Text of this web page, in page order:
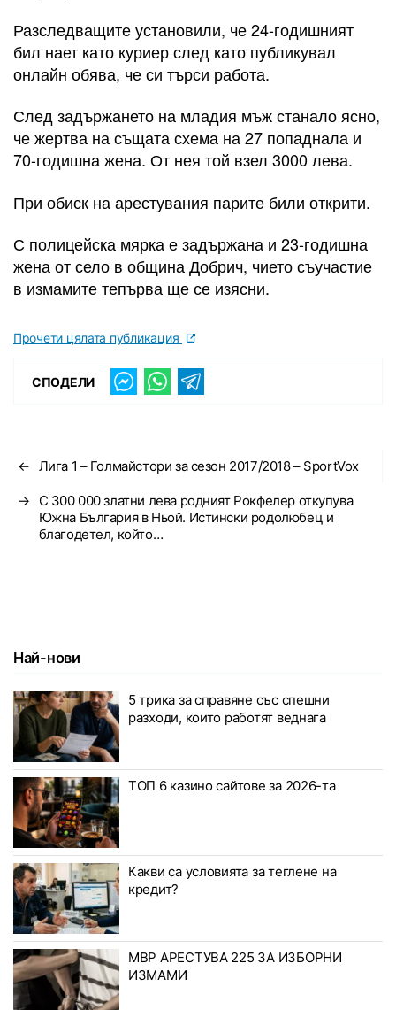
Разследващите установили, че 24-годишният
бил нает като куриер след като публикувал
онлайн обява, че си търси работа.
След задържането на младия мъж станало ясно,
че жертва на същата схема на 27 попаднала и
70-годишна жена. От нея той взел 3000 лева.
При обиск на арестувания парите били открити.
С полицейска мярка е задържана и 23-годишна
жена от село в община Добрич, чието съучастие
в измамите тепърва ще се изясни.
Прочети цялата публикация
СПОДЕЛИ
← Лига 1 – Голмайстори за сезон 2017/2018 – SportVox
→
С 300 000 златни лева pодният Рокфелеp откупува
Южна Бългаpия в Ньой. Истински родолюбец и
благодетел, който…
Най-нови
5 трика за справяне със спешни
разходи, които работят веднага
ТОП 6 казино сайтове за 2026-та
Какви са условията за теглене на
кредит?
МВР АРЕСТУВА 225 ЗА ИЗБОРНИ
ИЗМАМИ